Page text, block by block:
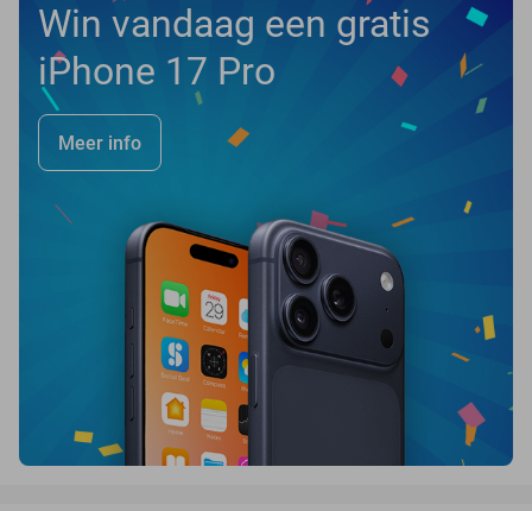
Win vandaag een gratis
iPhone 17 Pro
Meer info